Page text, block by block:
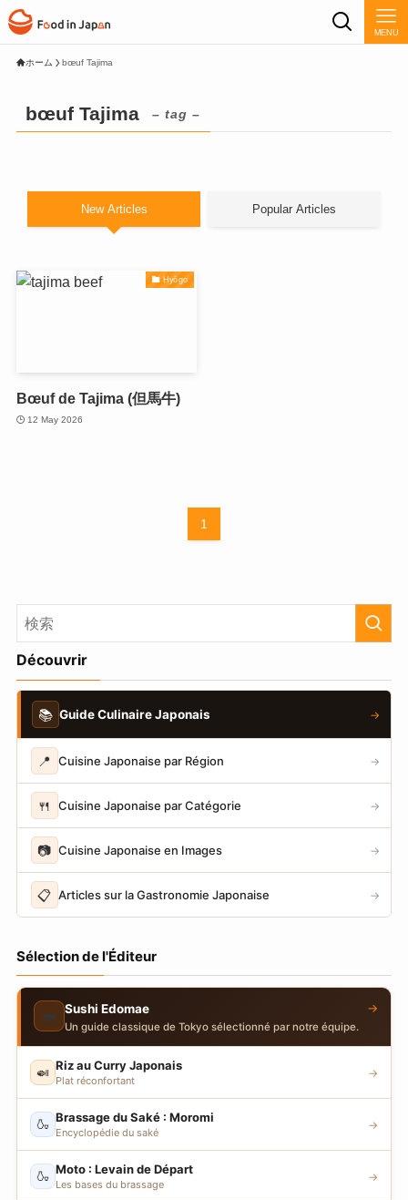
MENU
ホーム bœuf Tajima
bœuf Tajima – tag –
New Articles Popular Articles
Hyōgo
Bœuf de Tajima (但馬牛)
12 May 2026
1
Découvrir
📚 Guide Culinaire Japonais →
📍 Cuisine Japonaise par Région →
🍴 Cuisine Japonaise par Catégorie →
📷 Cuisine Japonaise en Images →
📋 Articles sur la Gastronomie Japonaise →
Sélection de l'Éditeur
🍣 Sushi Edomae
Un guide classique de Tokyo sélectionné par notre équipe.
→
🍛 Riz au Curry Japonais
Plat réconfortant
→
🍶 Brassage du Saké : Moromi
Encyclopédie du saké
→
🍶 Moto : Levain de Départ
Les bases du brassage
→